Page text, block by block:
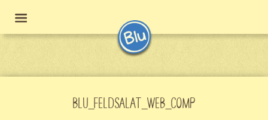
BLU_FELDSALAT_WEB_COMP